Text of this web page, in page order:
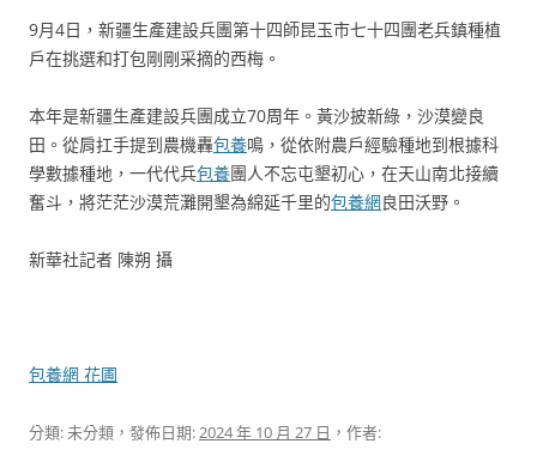
9月4日，新疆生產建設兵團第十四師昆玉市七十四團老兵鎮種植
戶在挑選和打包剛剛采摘的西梅。
本年是新疆生產建設兵團成立70周年。黃沙披新綠，沙漠變良
田。從肩扛手提到農機轟包養鳴，從依附農戶經驗種地到根據科
學數據種地，一代代兵包養團人不忘屯墾初心，在天山南北接續
奮斗，將茫茫沙漠荒灘開墾為綿延千里的包養網良田沃野。
新華社記者 陳朔 攝
包養網 花圃
分類: 未分類，發佈日期:2024 年 10 月 27 日 ，作者: